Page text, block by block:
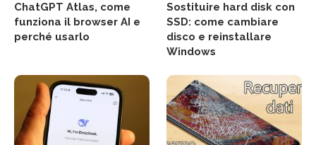
ChatGPT Atlas, come
funziona il browser AI e
perché usarlo
Sostituire hard disk con
SSD: come cambiare
disco e reinstallare
Windows